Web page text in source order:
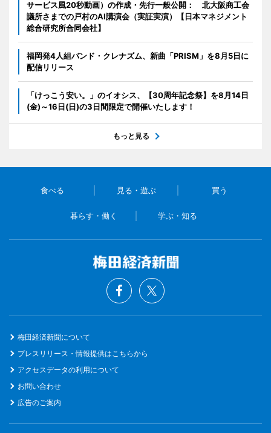
サービス風20秒動画）の作成・先行一般公開： 北大阪商工会
議所さまでの戸村のAI講演会（実証実演）【日本マネジメント
総合研究所合同会社】
福岡発4人組バンド・クレナズム、新曲「PRISM」を8月5日に
配信リリース
「けっこう安い。」のイオシス、【30周年記念祭】を8月14日
(金)～16日(日)の3日間限定で開催いたします！
もっと見る
食べる 見る・遊ぶ 買う
暮らす・働く 学ぶ・知る
梅田経済新聞について
プレスリリース・情報提供はこちらから
アクセスデータの利用について
お問い合わせ
広告のご案内